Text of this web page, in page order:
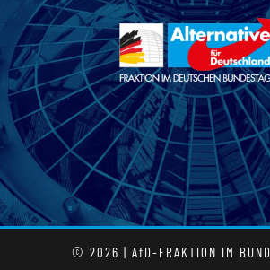
© 2026 | AfD-FRAKTION IM